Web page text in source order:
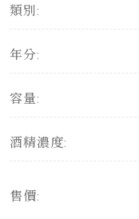
類別:
年分:
容量:
酒精濃度:
售價: